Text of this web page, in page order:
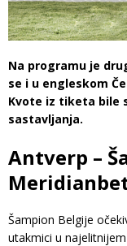
Na programu je
se i u engleskom
Kvote iz tiketa bile
sastavljanja.
Antverp –
Šampion Belgije
utakmici u